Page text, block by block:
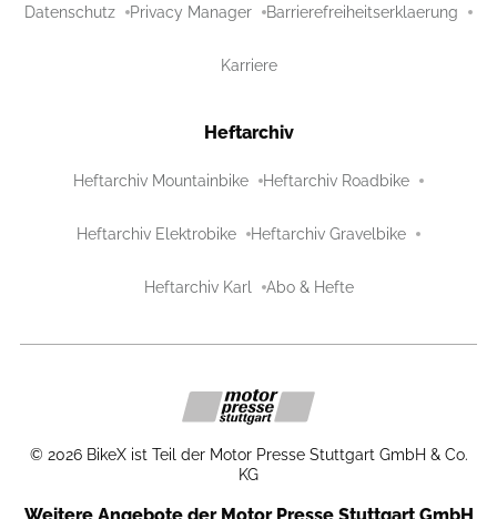
Datenschutz Privacy Manager Barrierefreiheitserklaerung
Karriere
Heftarchiv
Heftarchiv Mountainbike Heftarchiv Roadbike
Heftarchiv Elektrobike Heftarchiv Gravelbike
Heftarchiv Karl Abo & Hefte
© 2026 BikeX ist Teil der Motor Presse Stuttgart GmbH & Co.
KG